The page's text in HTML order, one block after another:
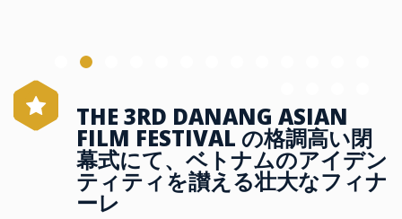
THE 3RD DANANG ASIAN
FILM FESTIVAL の格調高い閉
幕式にて、ベトナムのアイデン
ティティを讃える壮大なフィナ
ーレ